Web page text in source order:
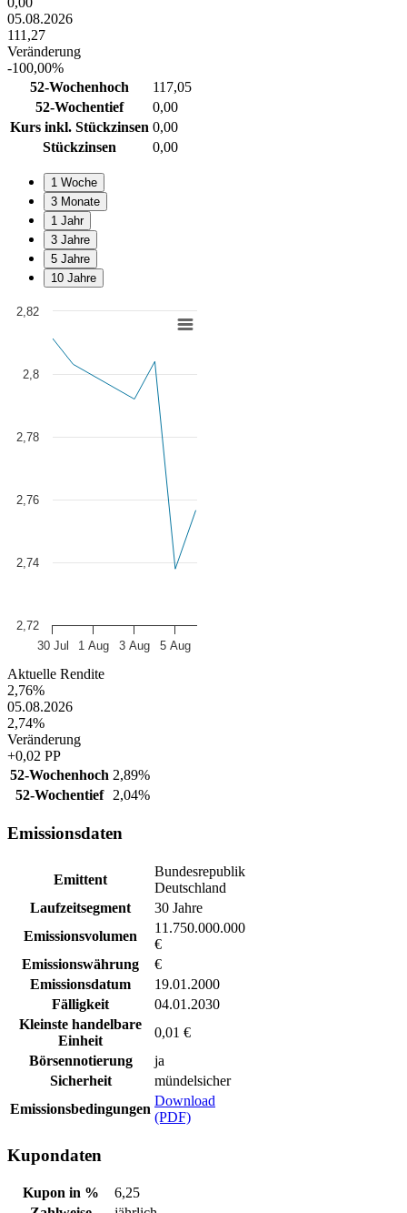
05.08.2026
111,27
Veränderung
-100,00%
52-Wochenhoch
117,05
52-Wochentief
0,00
Kurs inkl. Stückzinsen 0,00
Stückzinsen
0,00
1 Woche
3 Monate
1 Jahr
3 Jahre
5 Jahre
10 Jahre
Chart
Line chart with 7 data points.
View as data table, Chart
The chart has 1 X axis displaying Time. Data ranges from 2008-01-
The chart has 1 Y axis displaying values. Data ranges from 2.7379 to
30 Jul 1 Aug 3 Aug 5 Aug
2,72
2,74
2,76
2,78
2,8
2,82
End of interactive chart.
Aktuelle Rendite
2,76%
05.08.2026
2,74%
Veränderung
+0,02 PP
52-Wochenhoch 2,89%
52-Wochentief 2,04%
Emissionsdaten
Emittent
Bundesrepublik
Deutschland
Laufzeitsegment
30 Jahre
Emissionsvolumen
11.750.000.000
€
Emissionswährung
€
Emissionsdatum
19.01.2000
Fälligkeit
04.01.2030
Kleinste handelbare
Einheit
0,01 €
Börsennotierung
ja
Sicherheit
mündelsicher
Emissionsbedingungen
Download
(PDF)
Kupondaten
Kupon in %
6,25